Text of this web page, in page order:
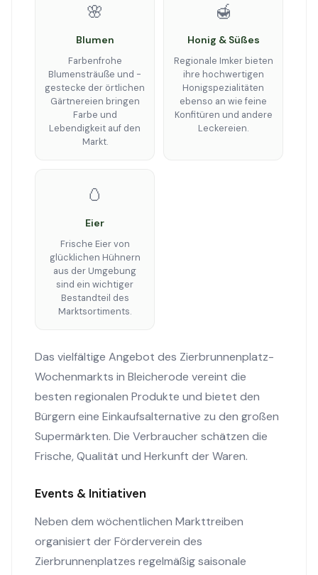
🌸
Blumen
Farbenfrohe
Blumensträuße und -
gestecke der örtlichen
Gärtnereien bringen
Farbe und
Lebendigkeit auf den
Markt.
🍯
Honig & Süßes
Regionale Imker bieten
ihre hochwertigen
Honigspezialitäten
ebenso an wie feine
Konfitüren und andere
Leckereien.
🥚
Eier
Frische Eier von
glücklichen Hühnern
aus der Umgebung
sind ein wichtiger
Bestandteil des
Marktsortiments.
Das vielfältige Angebot des Zierbrunnenplatz-
Wochenmarkts in Bleicherode vereint die
besten regionalen Produkte und bietet den
Bürgern eine Einkaufsalternative zu den großen
Supermärkten. Die Verbraucher schätzen die
Frische, Qualität und Herkunft der Waren.
Events & Initiativen
Neben dem wöchentlichen Markttreiben
organisiert der Förderverein des
Zierbrunnenplatzes regelmäßig saisonale